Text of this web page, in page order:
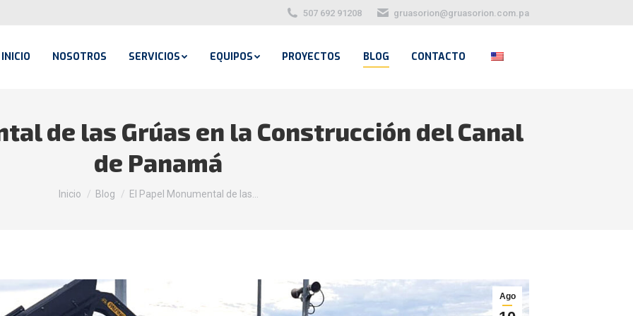
507 692 91208 gruasorion@gruasorion.com.pa
INICIO NOSOTROS SERVICIOS EQUIPOS PROYECTOS BLOG CONTACTO
de las Grúas en la Construcción del Canal
de Panamá
Estás aquí:
Inicio Blog El Papel Monumental de las…
Ago